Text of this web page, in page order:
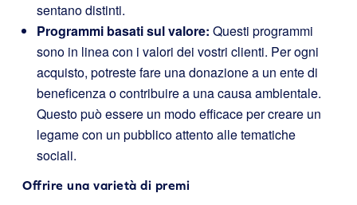
sentano distinti.
Programmi basati sul valore: Questi programmi
sono in linea con i valori dei vostri clienti. Per ogni
acquisto, potreste fare una donazione a un ente di
beneficenza o contribuire a una causa ambientale.
Questo può essere un modo efficace per creare un
legame con un pubblico attento alle tematiche
sociali.
Offrire una varietà di premi